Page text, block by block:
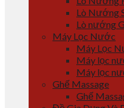
Lò Nướng
Lò nướng
Máy Lọc Nước
Máy Lọc
Máy lọc
Máy lọc
Ghế Massage
Ghế